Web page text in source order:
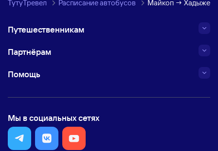
ТутуТревел Расписание автобусов Майкоп →
Путешественникам
Партнёрам
Помощь
Мы в социальных сетях